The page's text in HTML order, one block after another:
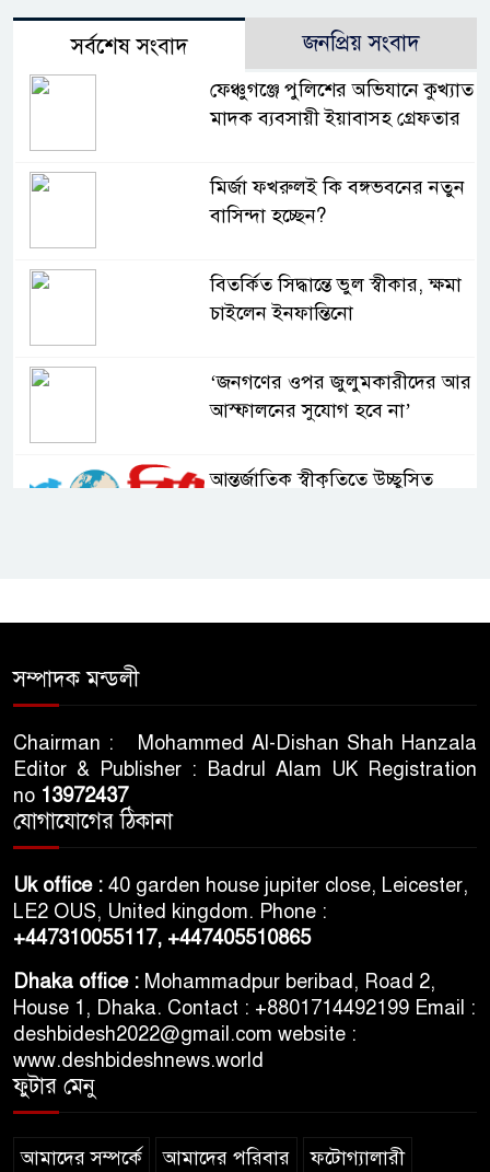
সর্বশেষ সংবাদ জনপ্রিয় সংবাদ
ফেঞ্চুগঞ্জে পুলিশের অভিযানে কুখ্যাত
মাদক ব্যবসায়ী ইয়াবাসহ গ্রেফতার
মির্জা ফখরুলই কি বঙ্গভবনের নতুন
বাসিন্দা হচ্ছেন?
বিতর্কিত সিদ্ধান্তে ভুল স্বীকার, ক্ষমা
চাইলেন ইনফান্তিনো
‘জনগণের ওপর জুলুমকারীদের আর
আস্ফালনের সুযোগ হবে না’
আন্তর্জাতিক স্বীকৃতিতে উচ্ছ্বসিত
ভারতের স্বাধীনতা দিবসকে ‘ইন্ডিয়া
দুর্বল হয়েছে: ওয়াংচুক
জামায়াত জোটের
সম্পাদক মন্ডলী
Chairman : Mohammed Al-Dishan Shah Hanzala
Editor & Publisher : Badrul Alam UK Registration
no 13972437
যোগাযোগের ঠিকানা
Uk office : 40 garden house jupiter close, Leicester,
LE2 OUS, United kingdom. Phone :
+447310055117, +447405510865
Dhaka office : Mohammadpur beribad, Road 2,
House 1, Dhaka. Contact : +8801714492199 Email :
deshbidesh2022@gmail.com website :
www.deshbideshnews.world
ফুটার মেনু
আমাদের সম্পর্কে আমাদের পরিবার ফটোগ্যালারী